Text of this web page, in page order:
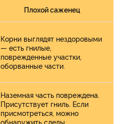
Плохой саженец
Корни выглядят нездоровыми
— есть гнилые,
поврежденные участки,
оборванные части.
Наземная часть повреждена.
Присутствует гниль. Если
присмотреться, можно
обнаружить следы